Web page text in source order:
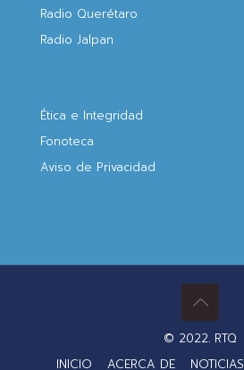
Radio Querétaro
Radio Jalpan
Ética e Integridad
Fonoteca
Aviso de Privacidad
© 2022. RTQ
INICIO
ACERCA DE NOTICIAS